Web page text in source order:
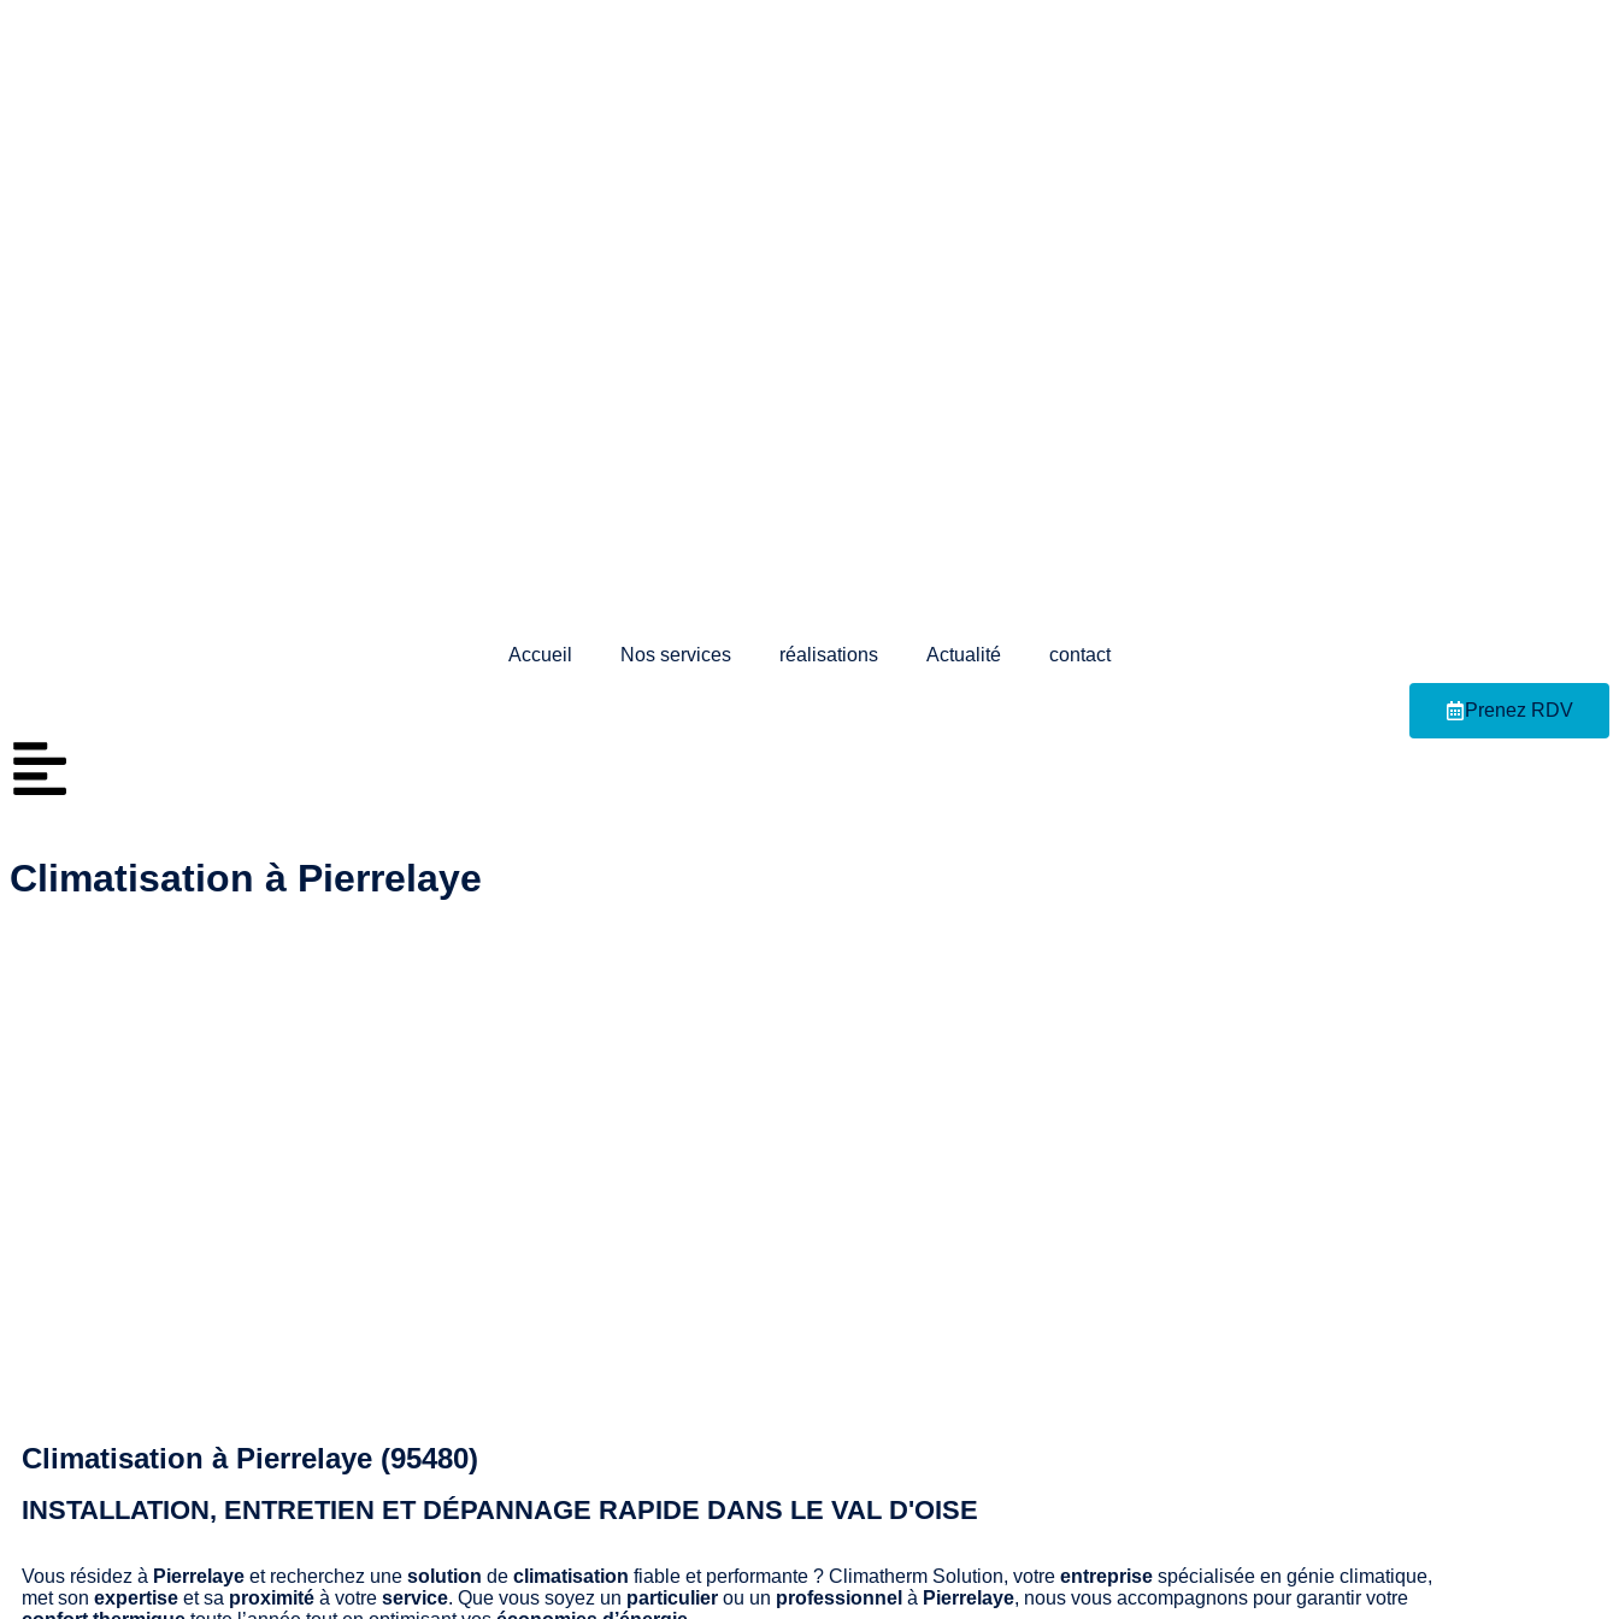
Accueil Nos services réalisations Actualité contact
Prenez RDV
Climatisation à Pierrelaye
Climatisation à Pierrelaye (95480)
INSTALLATION, ENTRETIEN ET DÉPANNAGE RAPIDE DANS LE VAL D'OISE
Vous résidez à Pierrelaye et recherchez une solution de climatisation fiable et performante ? Climatherm Solution, votre entreprise spécialisée en génie climatique,
met son expertise et sa proximité à votre service. Que vous soyez un particulier ou un professionnel à Pierrelaye, nous vous accompagnons pour garantir votre